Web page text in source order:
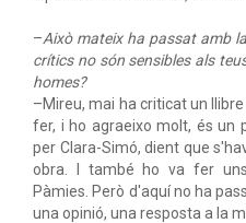
–Això mateix ha passat amb
crítics no són sensibles als
homes?
–Mireu, mai ha criticat un
fer, i ho agraeixo molt, és un
per Clara-Simó, dient que
obra. I també ho va fer
Pàmies. Però d'aquí no ha
una opinió, una resposta a la